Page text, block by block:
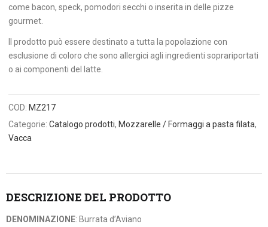
come bacon, speck, pomodori secchi o inserita in delle pizze
gourmet.
Il prodotto può essere destinato a tutta la popolazione con
esclusione di coloro che sono allergici agli ingredienti soprariportati
o ai componenti del latte.
COD: MZ217
Categorie:Catalogo prodotti, Mozzarelle / Formaggi a pasta filata,
Vacca
DESCRIZIONE DEL PRODOTTO
DENOMINAZIONE: Burrata d’Aviano